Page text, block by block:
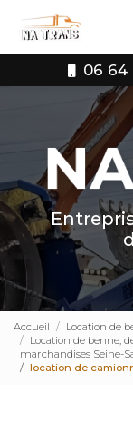
contenu
principal
06 64
Accueil
Location de
Location de benne,
marchandises Seine-
location de